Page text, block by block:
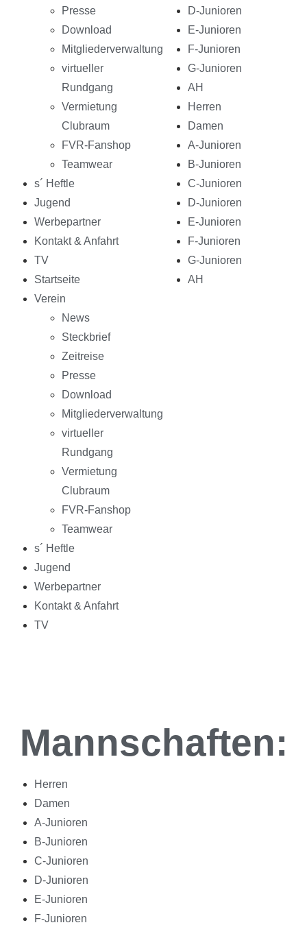
Presse
Download
Mitgliederverwaltung
virtueller
Rundgang
Vermietung
Clubraum
FVR-Fanshop
Teamwear
s´ Heftle
Jugend
Werbepartner
Kontakt & Anfahrt
TV
Startseite
Verein
News
Steckbrief
Zeitreise
Presse
Download
Mitgliederverwaltung
virtueller
Rundgang
Vermietung
Clubraum
FVR-Fanshop
Teamwear
s´ Heftle
Jugend
Werbepartner
Kontakt & Anfahrt
TV
D-Junioren
E-Junioren
F-Junioren
G-Junioren
AH
Herren
Damen
A-Junioren
B-Junioren
C-Junioren
D-Junioren
E-Junioren
F-Junioren
G-Junioren
AH
Mannschaften:
Herren
Damen
A-Junioren
B-Junioren
C-Junioren
D-Junioren
E-Junioren
F-Junioren